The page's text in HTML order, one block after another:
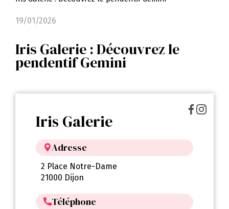
19/01/2026
Iris Galerie : Découvrez le
pendentif Gemini
Iris Galerie
Adresse
2 Place Notre-Dame
21000 Dijon
Téléphone